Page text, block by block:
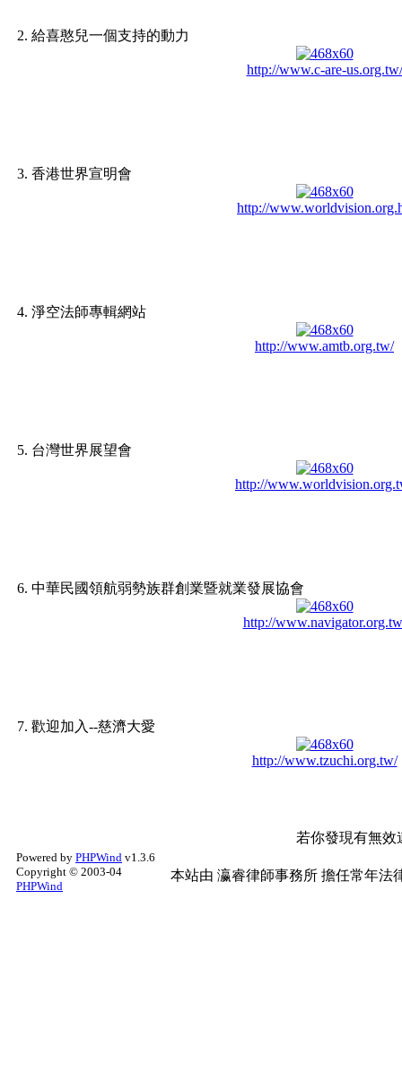
2. 給喜憨兒一個支持的動力
http://www.c-are-us.org.tw/
3. 香港世界宣明會
http://
4. 淨空法師專輯網站
http://www.amtb.org.tw/
5. 台灣世界展望會
http://
6. 中華民國領航弱勢族群創業暨就業發展協會
http://
7. 歡迎加入--慈濟大愛
http://www.tzuchi.org.tw/
若你發現有無效
Powered by PHPWind v1.3.6
Copyright © 2003-04
PHPWind
本站由 瀛睿律師事務所 擔任常年法